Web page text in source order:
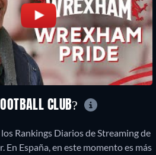
CLUB?
Rankings Diarios de Streaming de
España, en este momento es más